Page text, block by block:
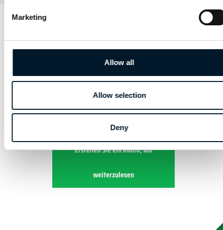
Marketing
Allow all
Allow selection
Deny
KAPITEL 4 | VERSICHERUNG
4.3 | NATIONALE
VERSICHERUNGSANFORDERUNG
Erstellen Sie ein Konto, um
weiterzulesen